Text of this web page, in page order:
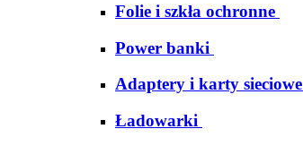
Folie i szkła ochronne
Power banki
Adaptery i karty sieciowe
Ładowarki